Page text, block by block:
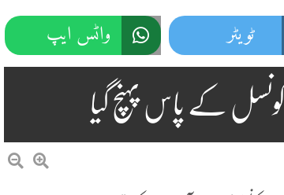
ٹویٹر واٹس ایپ
کونسل کے پاس پہنچ گیا